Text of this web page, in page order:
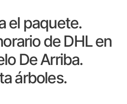
el paquete.
de DHL en
De Arriba.
árboles.